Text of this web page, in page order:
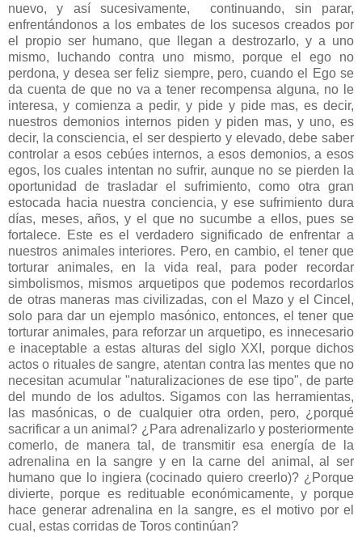
nuevo, y así sucesivamente, continuando, sin parar,
enfrentándonos a los embates de los sucesos creados por
el propio ser humano, que llegan a destrozarlo, y a uno
mismo, luchando contra uno mismo, porque el ego no
perdona, y desea ser feliz siempre, pero, cuando el Ego se
da cuenta de que no va a tener recompensa alguna, no le
interesa, y comienza a pedir, y pide y pide mas, es decir,
nuestros demonios internos piden y piden mas, y uno, es
decir, la consciencia, el ser despierto y elevado, debe saber
controlar a esos cebúes internos, a esos demonios, a esos
egos, los cuales intentan no sufrir, aunque no se pierden la
oportunidad de trasladar el sufrimiento, como otra gran
estocada hacia nuestra conciencia, y ese sufrimiento dura
días, meses, años, y el que no sucumbe a ellos, pues se
fortalece. Este es el verdadero significado de enfrentar a
nuestros animales interiores. Pero, en cambio, el tener que
torturar animales, en la vida real, para poder recordar
simbolismos, mismos arquetipos que podemos recordarlos
de otras maneras mas civilizadas, con el Mazo y el Cincel,
solo para dar un ejemplo masónico, entonces, el tener que
torturar animales, para reforzar un arquetipo, es innecesario
e inaceptable a estas alturas del siglo XXI, porque dichos
actos o rituales de sangre, atentan contra las mentes que no
necesitan acumular "naturalizaciones de ese tipo", de parte
del mundo de los adultos. Sigamos con las herramientas,
las masónicas, o de cualquier otra orden, pero, ¿porqué
sacrificar a un animal? ¿Para adrenalizarlo y posteriormente
comerlo, de manera tal, de transmitir esa energía de la
adrenalina en la sangre y en la carne del animal, al ser
humano que lo ingiera (cocinado quiero creerlo)? ¿Porque
divierte, porque es redituable económicamente, y porque
hace generar adrenalina en la sangre, es el motivo por el
cual, estas corridas de Toros continúan?